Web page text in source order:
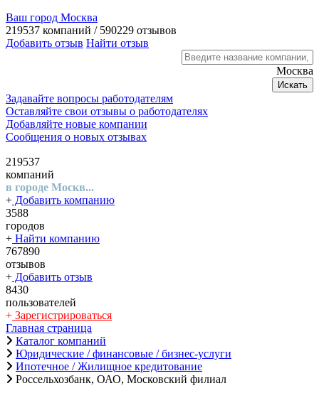
Ваш город Москва
219537 компаний / 590229 отзывов
Добавить отзыв Найти отзыв
Москва
Искать
Задавайте вопросы работодателям
Оставляйте свои отзывы о работодателях
Добавляйте новые компании
Сообщения о новых отзывах
219537
компаний
в городе Москв...
+ Добавить компанию
3588
городов
+ Найти компанию
767890
отзывов
+ Добавить отзыв
8430
пользователей
+ Зарегистрироваться
Главная страница
Каталог компаний
Юридические / финансовые / бизнес-услуги
Ипотечное / Жилищное кредитование
Россельхозбанк, ОАО, Московский филиал